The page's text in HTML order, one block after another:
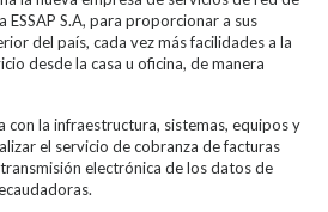
ESSAP S.A, para proporcionar a sus
del país, cada vez más facilidades a la
desde la casa u oficina, de manera
con la infraestructura, sistemas, equipos y
el servicio de cobranza de facturas
electrónica de los datos de